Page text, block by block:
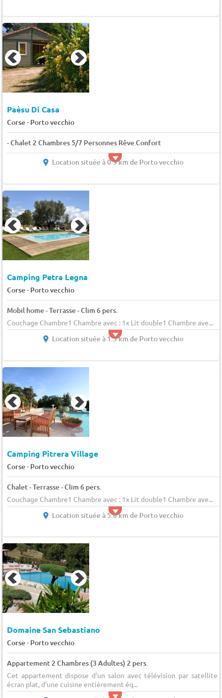
Paèsu Di Casa
Corse- Porto vecchio
- Chalet 2 Chambres 5/7 Personnes Rêve Confort
Location située à 0.9 km de Porto vecchio
Camping Petra Legna
Corse- Porto vecchio
Mobil home - Terrasse - Clim 6 pers.
Couchage Chambre1 Chambre avec : 1x Lit double1 Chambre ave...
Location située à 1.5 km de Porto vecchio
Camping Pitrera Village
Corse- Porto vecchio
Chalet - Terrasse - Clim 6 pers.
Couchage Chambre1 Chambre avec : 1x Lit double1 Chambre ave...
Location située à 5.8 km de Porto vecchio
Domaine San Sebastiano
Corse- Porto vecchio
Appartement 2 Chambres (3 Adultes) 2 pers.
Cet appartement dispose d'un salon avec télévision par satellite
écran plat, d'une cuisine entièrement éq...